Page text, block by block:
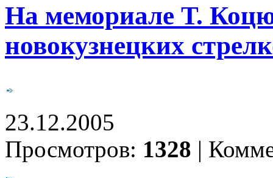
На мемориале Т.
новокузнецких
23.12.2005
Просмотров: 1328 |